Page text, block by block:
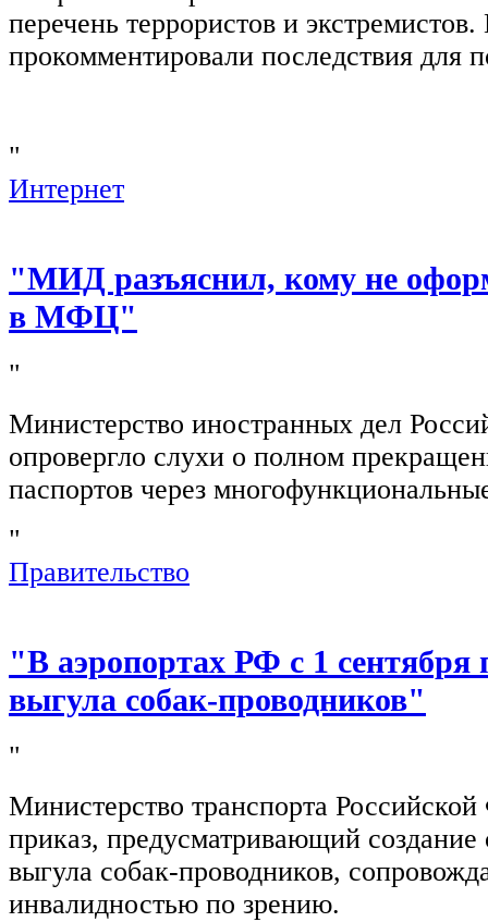
перечень террористов и
прокомментировали последствия для
"
Интернет
"МИД разъяснил, кому не
в МФЦ"
"
Министерство иностранных дел
опровергло слухи о полном
паспортов через
"
Правительство
"В аэропортах РФ с 1 сентября
выгула собак-проводников"
"
Министерство транспорта
приказ, предусматривающий создание
выгула собак-проводников,
инвалидностью по зрению.